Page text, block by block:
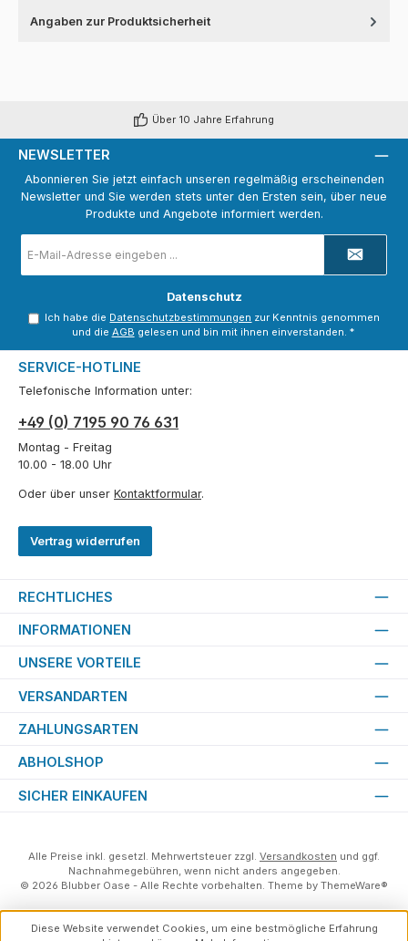
Angaben zur Produktsicherheit
Über 10 Jahre Erfahrung
NEWSLETTER
Abonnieren Sie jetzt einfach unseren regelmäßig erscheinenden
Newsletter und Sie werden stets unter den Ersten sein, über neue
Produkte und Angebote informiert werden.
Mail-
Adresse
Datenschutz
Ich habe die Datenschutzbestimmungen zur Kenntnis genommen
und die AGB gelesen und bin mit ihnen einverstanden. *
SERVICE-HOTLINE
Telefonische Information unter:
+49 (0) 7195 90 76 631
Montag - Freitag
10.00 - 18.00 Uhr
Oder über unser Kontaktformular.
Vertrag widerrufen
RECHTLICHES
INFORMATIONEN
UNSERE VORTEILE
VERSANDARTEN
ZAHLUNGSARTEN
ABHOLSHOP
SICHER EINKAUFEN
Alle Preise inkl. gesetzl. Mehrwertsteuer zzgl. Versandkosten und ggf.
Nachnahmegebühren, wenn nicht anders angegeben.
© 2026 Blubber Oase - Alle Rechte vorbehalten. Theme by ThemeWare®
Diese Website verwendet Cookies, um eine bestmögliche Erfahrung